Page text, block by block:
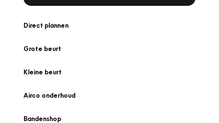
Direct plannen
Grote beurt
Kleine beurt
Airco onderhoud
Bandenshop